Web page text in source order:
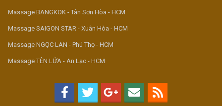
Massage BANGKOK - Tân Sơn Hòa - HCM
Massage SAIGON STAR - Xuân Hòa - HCM
Massage NGỌC LAN - Phú Thọ - HCM
Massage TÊN LỬA - An Lạc - HCM